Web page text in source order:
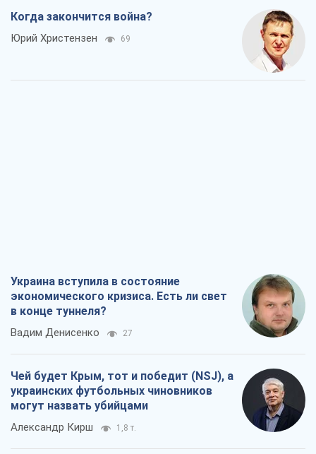
Когда закончится война?
Юрий Христензен 69
Украина вступила в состояние
экономического кризиса. Есть ли свет
в конце туннеля?
Вадим Денисенко 27
Чей будет Крым, тот и победит (NSJ), а
украинских футбольных чиновников
могут назвать убийцами
Александр Кирш 1,8 т.